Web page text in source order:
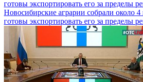
Новосибирские аграрии собрали около
готовы экспортировать его за пределы